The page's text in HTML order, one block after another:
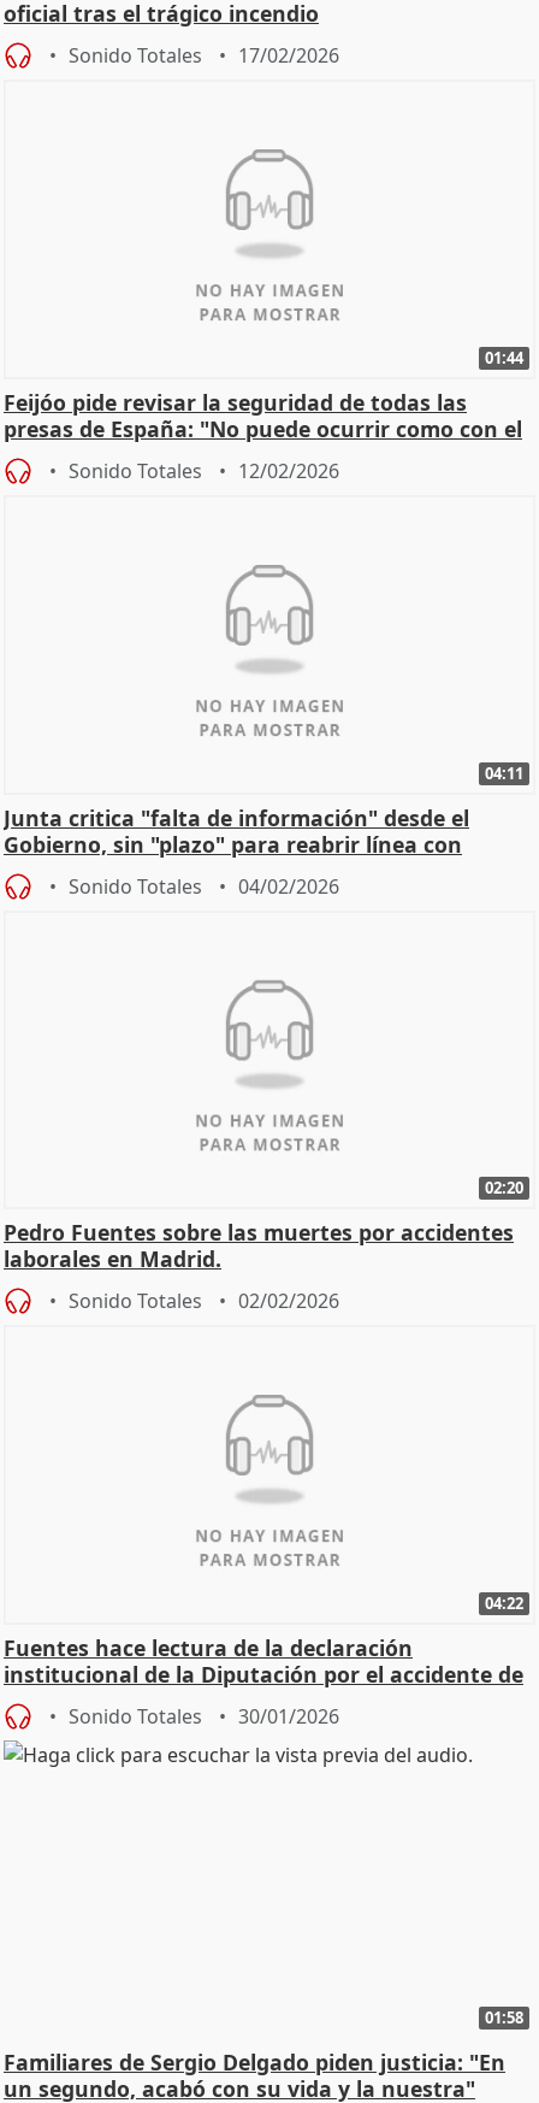
oficial tras el trágico incendio
Sonido Totales 17/02/2026
01:44
Feijóo pide revisar la seguridad de todas las
presas de España: "No puede ocurrir como con el
apagón
Sonido Totales 12/02/2026
04:11
Junta critica "falta de información" desde el
Gobierno, sin "plazo" para reabrir línea con
Madrid
Sonido Totales 04/02/2026
02:20
Pedro Fuentes sobre las muertes por accidentes
laborales en Madrid.
Sonido Totales 02/02/2026
04:22
Fuentes hace lectura de la declaración
institucional de la Diputación por el accidente de
Adamuz
Sonido Totales 30/01/2026
01:58
Familiares de Sergio Delgado piden justicia: "En
un segundo, acabó con su vida y la nuestra"